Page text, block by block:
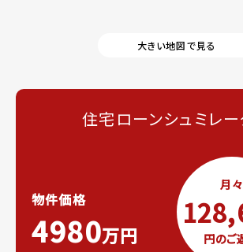
大きい地図で見る
住宅ローンシュミレー
物件価格
4980万円
月々
円のご